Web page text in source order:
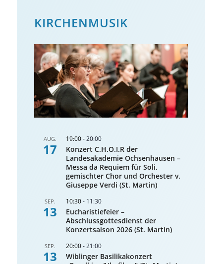
KIRCHENMUSIK
AUG.
17
19:00-20:00
Konzert C.H.O.I.R der
Landesakademie Ochsenhausen –
Messa da Requiem für Soli,
gemischter Chor und Orchester v.
Giuseppe Verdi (St. Martin)
SEP.
13
10:30- 11:30
Eucharistiefeier –
Abschlussgottesdienst der
Konzertsaison 2026 (St. Martin)
SEP.
13
20:00-21:00
Wiblinger Basilikakonzert